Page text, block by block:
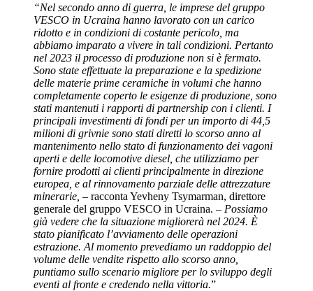
“Nel secondo anno di guerra, le imprese del gruppo
VESCO in Ucraina hanno lavorato con un carico
ridotto e in condizioni di costante pericolo, ma
abbiamo imparato a vivere in tali condizioni. Pertanto
nel 2023 il processo di produzione non si è fermato.
Sono state effettuate la preparazione e la spedizione
delle materie prime ceramiche in volumi che hanno
completamente coperto le esigenze di produzione, sono
stati mantenuti i rapporti di partnership con i clienti. I
principali investimenti di fondi per un importo di 44,5
milioni di grivnie sono stati diretti lo scorso anno al
mantenimento nello stato di funzionamento dei vagoni
aperti e delle locomotive diesel, che utilizziamo per
fornire prodotti ai clienti principalmente in direzione
europea, e al rinnovamento parziale delle attrezzature
minerarie, – racconta Yevheny Tsymarman, direttore
generale del gruppo VESCO in Ucraina. – Possiamo
già vedere che la situazione migliorerà nel 2024. È
stato pianificato l’avviamento delle operazioni
estrazione. Al momento prevediamo un raddoppio del
volume delle vendite rispetto allo scorso anno,
puntiamo sullo scenario migliore per lo sviluppo degli
eventi al fronte e credendo nella vittoria.”